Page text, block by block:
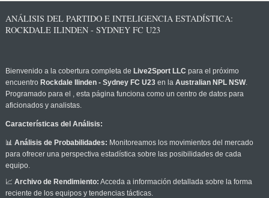
ANÁLISIS DEL PARTIDO E INTELIGENCIA ESTADÍSTICA:
ROCKDALE ILINDEN - SYDNEY FC U23
Bienvenido a la cobertura completa de Live2Sport LLC para el próximo
encuentro Rockdale Ilinden - Sydney FC U23en la Australian NPL NSW.
Programado para el , esta página funciona como un centro de datos para
aficionados y analistas.
Características del Análisis:
📊 Análisis de Probabilidades: Monitoreamos los movimientos del mercado
para ofrecer una perspectiva estadística sobre las posibilidades de cada
equipo.
📈 Archivo de Rendimiento: Acceda a información detallada sobre la forma
reciente de los equipos y tendencias tácticas.